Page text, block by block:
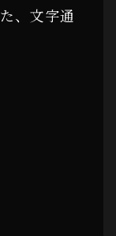
、文字通